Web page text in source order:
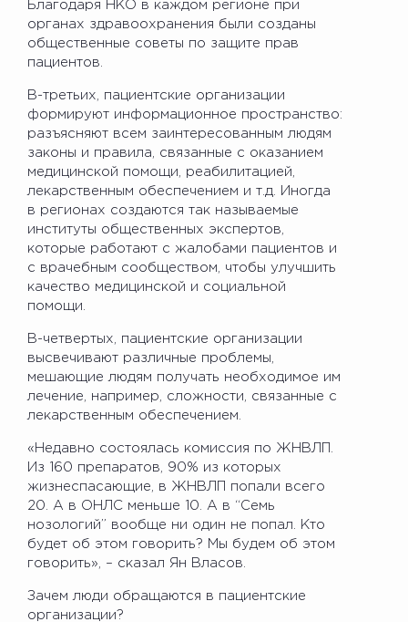
Благодаря НКО в каждом регионе при
органах здравоохранения были созданы
общественные советы по защите прав
пациентов.
В-третьих, пациентские организации
формируют информационное пространство:
разъясняют всем заинтересованным людям
законы и правила, связанные с оказанием
медицинской помощи, реабилитацией,
лекарственным обеспечением и т.д. Иногда
в регионах создаются так называемые
институты общественных экспертов,
которые работают с жалобами пациентов и
с врачебным сообществом, чтобы улучшить
качество медицинской и социальной
помощи.
В-четвертых, пациентские организации
высвечивают различные проблемы,
мешающие людям получать необходимое им
лечение, например, сложности, связанные с
лекарственным обеспечением.
«Недавно состоялась комиссия по ЖНВЛП.
Из 160 препаратов, 90% из которых
жизнеспасающие, в ЖНВЛП попали всего
20. А в ОНЛС меньше 10. А в “Семь
нозологий” вообще ни один не попал. Кто
будет об этом говорить? Мы будем об этом
говорить», – сказал Ян Власов.
Зачем люди обращаются в пациентские
организации?